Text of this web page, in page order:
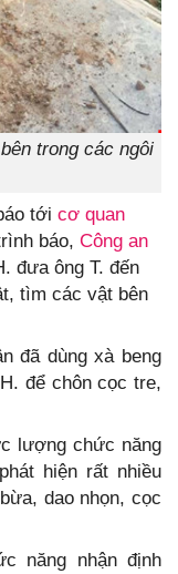
trong các ngôi
tới cơ quan
báo, Công an
đưa ông T. đến
tìm các vật bên
đã dùng xà beng
để chôn cọc tre,
lượng chức năng
hiện rất nhiều
dao nhọn, cọc
năng nhận định